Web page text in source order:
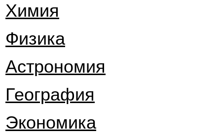
Химия
Физика
Астрономия
География
Экономика